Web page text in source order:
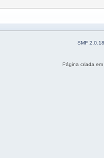
SMF 2.0.18
Página criada